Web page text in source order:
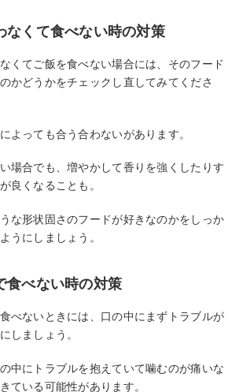
くて食べない時の対策
くてご飯を食べない場合には、そのフード
かどうかをチェックし直してみてくださ
よっても合う合わないがあります。
場合でも、増やかして香りを強くしたりす
良くなることも。
な形状固さのフードが好きなのかをしっか
うにしましょう。
べない時の対策
べないときには、口の中にまずトラブルが
しましょう。
中にトラブルを抱えていて噛むのが痛いな
ている可能性があります。